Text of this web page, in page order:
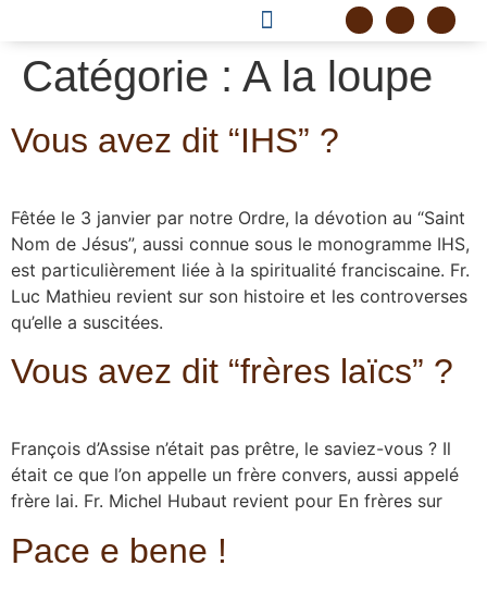
Catégorie : A la loupe
Vous avez dit “IHS” ?
Fêtée le 3 janvier par notre Ordre, la dévotion au “Saint
Nom de Jésus”, aussi connue sous le monogramme IHS,
est particulièrement liée à la spiritualité franciscaine. Fr.
Luc Mathieu revient sur son histoire et les controverses
qu’elle a suscitées.
Vous avez dit “frères laïcs” ?
François d’Assise n’était pas prêtre, le saviez-vous ? Il
était ce que l’on appelle un frère convers, aussi appelé
frère lai. Fr. Michel Hubaut revient pour En frères sur
Pace e bene !